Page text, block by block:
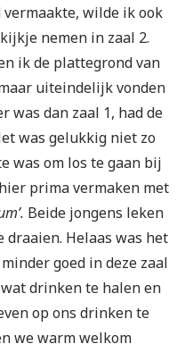
wilde ik ook
nemen in zaal 2.
ik de plattegrond van
uiteindelijk vonden
was dan zaal 1, had de
was gelukkig niet zo
was om los te gaan bij
prima vermaken met
Beide jongens leken
Helaas was het
goed in deze zaal
drinken te halen en
op ons drinken te
we warm welkom